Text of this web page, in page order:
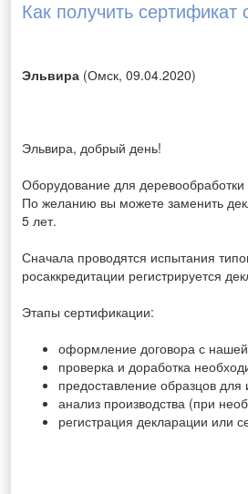
Как получить сертификат
Эльвира (Омск, 09.04.2020)
Эльвира, добрый день!
Оборудование для
По желанию вы можете заменить
5 лет.
Сначала проводятся испытания
росаккредитации регистрируется
Этапы сертификации:
оформление договора с
проверка и доработка
предоставление образцов для
анализ производства (при
регистрация декларации или